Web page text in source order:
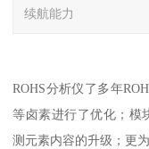
续航能力
ROHS分析仪了多年
等卤素进行了优化；模
测元素内容的升级；更